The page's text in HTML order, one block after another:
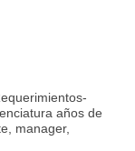
años de
manager,